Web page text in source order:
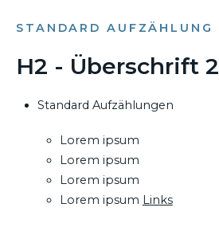
STANDARD AUFZÄHLUNG
H2 - Überschrift 2
Standard Aufzählungen
Lorem ipsum
Lorem ipsum
Lorem ipsum
Lorem ipsum Links